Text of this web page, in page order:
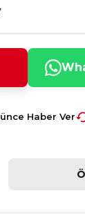
Haber Ver